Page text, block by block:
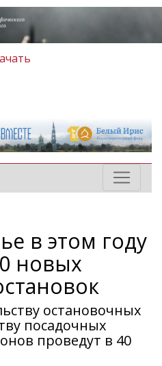
в этом году
новых
остановочных
посадочных
проведут в 40